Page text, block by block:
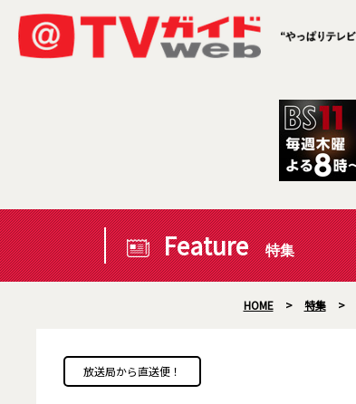
Feature 特集
HOME > 特集 >
放送局から直送便！